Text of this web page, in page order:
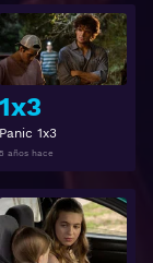
Ver
1x3
Panic 1x3
5 años hace
Ver